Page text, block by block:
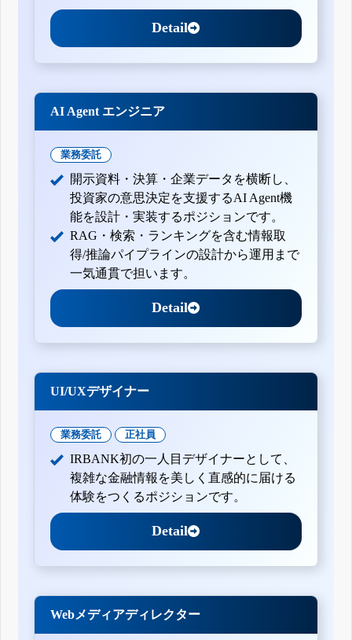
Detail
AI Agent エンジニア
業務委託
開示資料・決算・企業データを横断し、
投資家の意思決定を支援するAI Agent機
能を設計・実装するポジションです。
RAG・検索・ランキングを含む情報取
得/推論パイプラインの設計から運用まで
一気通貫で担います。
Detail
UI/UXデザイナー
業務委託 正社員
IRBANK初の一人目デザイナーとして、
複雑な金融情報を美しく直感的に届ける
体験をつくるポジションです。
Detail
Webメディアディレクター